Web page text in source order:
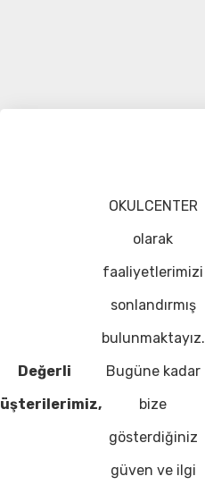
Değerli
OKULCENTER
olarak
faaliyetlerimizi
sonlandırmış
bulunmaktayız.
Bugüne kadar
bize
gösterdiğiniz
güven ve ilgi